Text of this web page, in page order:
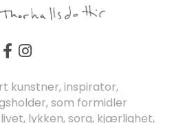
kunstner, inspirator,
som formidler
lykken, sorg, kjærlighet,